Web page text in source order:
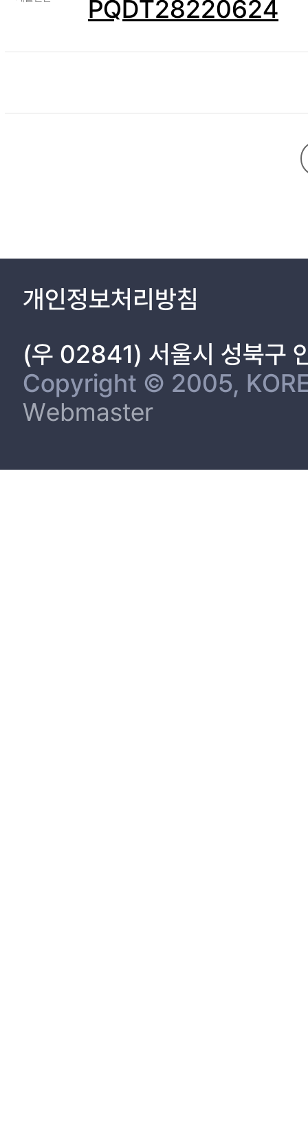
PQDT28220624
개인정보처리방침
(우 02841) 서울시 성북구
Copyright © 2005,
Webmaster